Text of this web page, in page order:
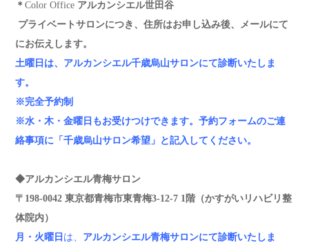
＊ Color Office アルカンシエル世田谷
プライベートサロンにつき、住所はお申し込み後、メールにて
にお伝えします。
土曜日は、アルカンシエル千歳烏山サロンにて診断いたしま
す。
※完全予約制
※水・木・金曜日もお受けつけできます。予約フォームのご連
絡事項に「千歳烏山サロン希望」と記入してください。
◆アルカンシエル青梅サロン
〒198-0042 東京都青梅市東青梅3-12-7 1階（かすがいリハビリ整
体院内）
月・火曜日 は、 アルカンシエル青梅サロンにて診断いたしま